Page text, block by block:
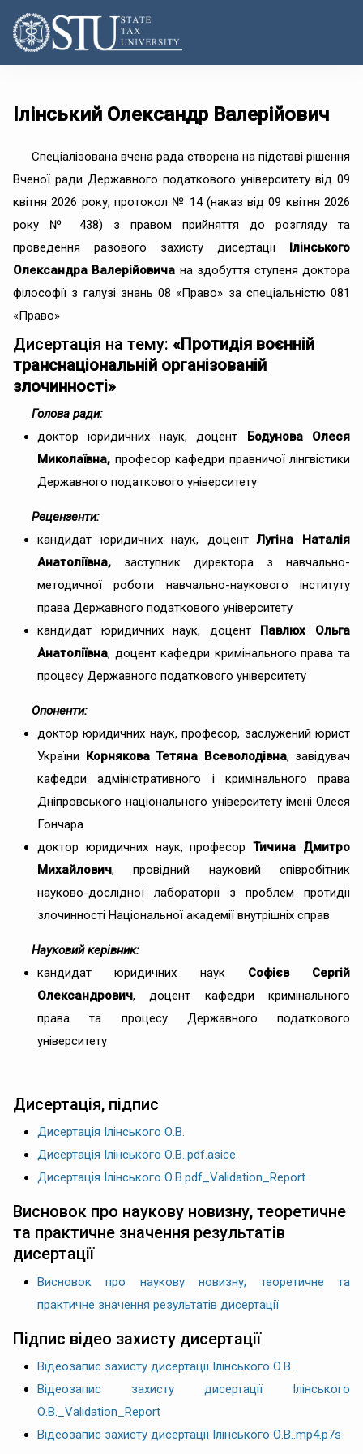
Ілінський Олександр Валерійович
Спеціалізована вчена рада створена на підставі рішення
Вченої ради Державного податкового університету від 09
квітня 2026 року, протокол № 14 (наказ від 09 квітня 2026
року № 438) з правом прийняття до розгляду та
проведення разового захисту дисертації Ілінського
Олександра Валерійовича на здобуття ступеня доктора
філософії з галузі знань 08 «Право» за спеціальністю 081
«Право»
Дисертація на тему: «Протидія воєнній
транснаціональній організованій
злочинності»
Голова ради:
доктор юридичних наук, доцент
Бодунова Олеся
Миколаївна, професор кафедри правничої лінгвістики
Державного податкового університету
Рецензенти:
кандидат юридичних наук, доцентЛугіна Наталія
Анатоліївна, заступник директора з навчально-
методичної роботи навчально-наукового інституту
права Державного податкового університету
кандидат юридичних наук, доцентПавлюх Ольга
Анатоліївна, доцент кафедри кримінального права та
процесу Державного податкового університету
Опоненти:
доктор юридичних наук, професор, заслужений юрист
України Корнякова Тетяна Всеволодівна, завідувач
кафедри адміністративного і кримінального права
Дніпровського національного університету імені Олеся
Гончара
доктор юридичних наук, професор Тичина Дмитро
Михайлович, провідний науковий співробітник
науково-дослідної лабораторії з проблем протидії
злочинності Національної академії внутрішніх справ
Науковий керівник:
кандидат юридичних наукСофієв Сергій
Олександрович, доцент кафедри кримінального
права та процесу Державного податкового
університету
Дисертація, підпис
Дисертація Ілінського О.В.
Дисертація Ілінського О.В..pdf.asice
Дисертація Ілінського О.В.pdf_Validation_Report
Висновок про наукову новизну, теоретичне
та практичне значення результатів
дисертації
Висновок про наукову новизну, теоретичне та
практичне значення результатів дисертації
Підпис відео захисту дисертації
Відеозапис захисту дисертації Ілінського О.В.
Відеозапис захисту дисертації Ілінського
О.В._Validation_Report
Відеозапис захисту дисертації Ілінського О.В..mp4.p7s